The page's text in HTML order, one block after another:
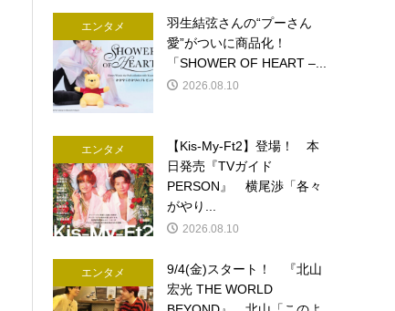
エンタメ
羽生結弦さんの“プーさん
愛”がついに商品化！
「SHOWER OF HEART –...
2026.08.10
エンタメ
【Kis-My-Ft2】登場！ 本
日発売『TVガイド
PERSON』 横尾渉「各々
がやり...
2026.08.10
エンタメ
9/4(金)スタート！ 『北山
宏光 THE WORLD